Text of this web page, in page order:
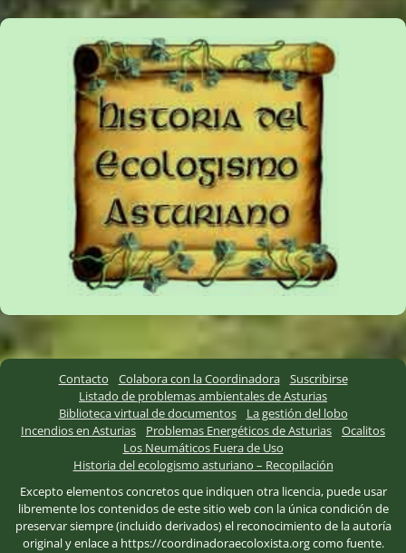
Contacto Colabora con la Coordinadora
Suscribirse
Listado de problemas ambientales de Asturias
Biblioteca virtual de documentos
La gestión del lobo
Incendios en Asturias
Problemas Energéticos de Asturias
Ocalitos
Los Neumáticos Fuera de Uso
Historia del ecologismo asturiano – Recopilación
Excepto elementos concretos que indiquen otra licencia, puede usar
libremente los contenidos de este sitio web con la única condición de
preservar siempre (incluido derivados) el reconocimiento de la autoría
original y enlace a https://coordinadoraecoloxista.org como fuente.